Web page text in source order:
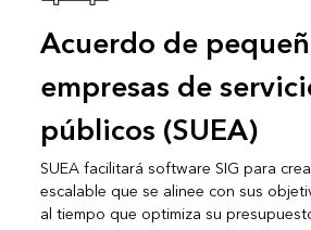
Acuerdo de
empresas de
públicos (SUEA)
SUEA facilitará software SIG para
escalable que se alinee con sus
al tiempo que optimiza su